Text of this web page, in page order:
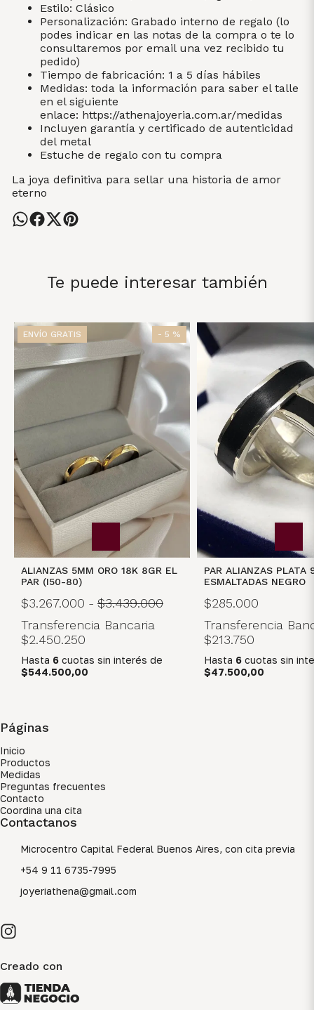
Estilo: Clásico
Personalización: Grabado interno de regalo (lo
podes indicar en las notas de la compra o te lo
consultaremos por email una vez recibido tu
pedido)
Tiempo de fabricación: 1 a 5 días hábiles
Medidas: toda la información para saber el talle
en el siguiente
enlace: https://athenajoyeria.com.ar/medidas
Incluyen garantía y certificado de autenticidad
del metal
Estuche de regalo con tu compra
La joya definitiva para sellar una historia de amor
eterno
Te puede interesar también
ENVÍO GRATIS - 5 %
ALIANZAS 5MM ORO 18K 8GR EL
PAR (I50-80)
$3.267.000 - $3.439.000
Transferencia Bancaria
$2.450.250
Hasta 6 cuotas sin interés de
$544.500,00
PAR ALIANZAS PLATA
ESMALTADAS NEGRO
$285.000
Transferencia
$213.750
Hasta 6 cuotas sin
$47.500,00
Páginas
Inicio
Productos
Medidas
Preguntas frecuentes
Contacto
Coordina una cita
Contactanos
Microcentro Capital Federal Buenos Aires, con cita previa
+54 9 11 6735-7995
joyeriathena@gmail.com
Creado con